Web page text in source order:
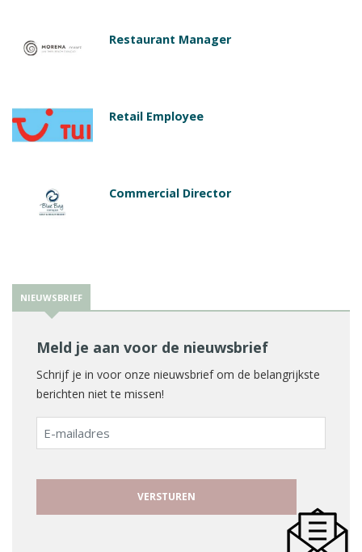
Restaurant Manager
Retail Employee
Commercial Director
NIEUWSBRIEF
Meld je aan voor de nieuwsbrief
Schrijf je in voor onze nieuwsbrief om de belangrijkste
berichten niet te missen!
E-
mailadres